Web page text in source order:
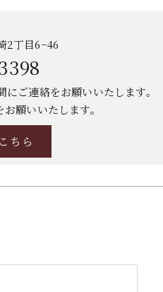
2丁目6−46
ご連絡をお願いいたします。
願いいたします。
ちら